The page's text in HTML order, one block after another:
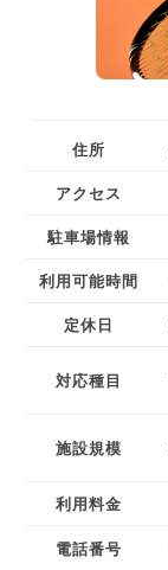
住所
アクセス
駐車場情報
利用可能時間
定休日
対応種目
施設規模
利用料金
電話番号